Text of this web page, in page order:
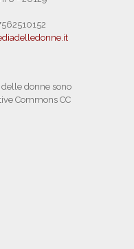
donne sono
Commons CC